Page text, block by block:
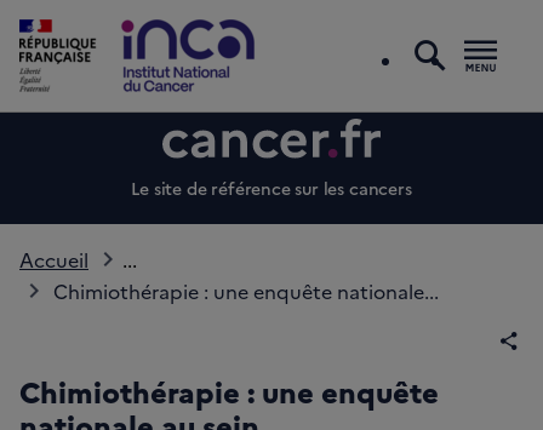
Le site de référence sur les cancers
Accueil
...
Chimiothérapie : une enquête nationale...
Chimiothérapie : une enquête